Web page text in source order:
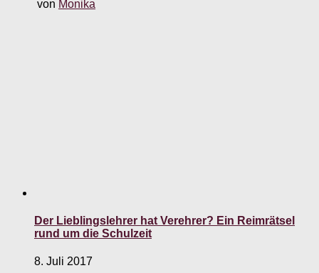
von Monika
Der Lieblingslehrer hat Verehrer? Ein Reimrätsel
rund um die Schulzeit
8. Juli 2017